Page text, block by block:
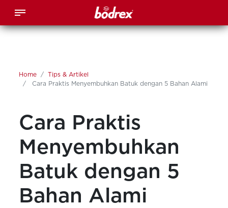
Home
Tips & Artikel
Cara Praktis Menyembuhkan Batuk dengan 5 Bahan Alami
Cara Praktis
Menyembuhkan
Batuk dengan 5
Bahan Alami